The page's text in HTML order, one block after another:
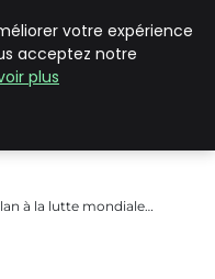
à la lutte mondiale…
votre expérience
acceptez notre
plus